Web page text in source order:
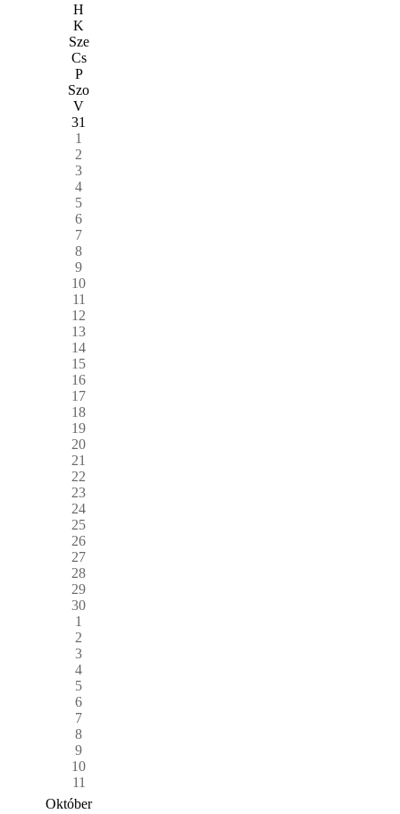
H
K
Sze
Cs
P
Szo
V
31
1
2
3
4
5
6
7
8
9
10
11
12
13
14
15
16
17
18
19
20
21
22
23
24
25
26
27
28
29
30
1
2
3
4
5
6
7
8
9
10
11
Október